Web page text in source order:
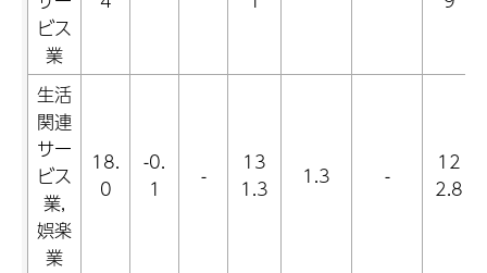
ビス
業
生活
関連
サー
ビス
業,
娯楽
業
18.
0
-0.
1
-
13
1.3
1.3 -
12
2.8